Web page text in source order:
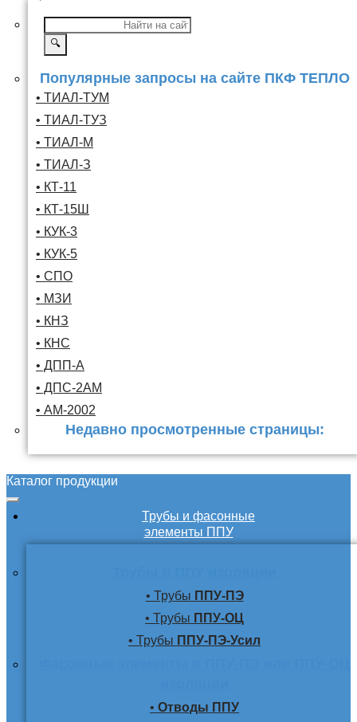
🔍
Популярные запросы на сайте ПКФ ТЕПЛО
• ТИАЛ-ТУМ
• ТИАЛ-ТУЗ
• ТИАЛ-М
• ТИАЛ-З
• КТ-11
• КТ-15Ш
• КУК-3
• КУК-5
• СПО
• МЗИ
• КНЗ
• КНС
• ДПП-А
• ДПС-2АМ
• АМ-2002
Недавно просмотренные страницы:
Каталог продукции
Трубы и фасонные
элементы ППУ
• Трубы ППУ-ПЭ
• Трубы ППУ-ОЦ
• Трубы ППУ-ПЭ-Усил
• Отводы ППУ